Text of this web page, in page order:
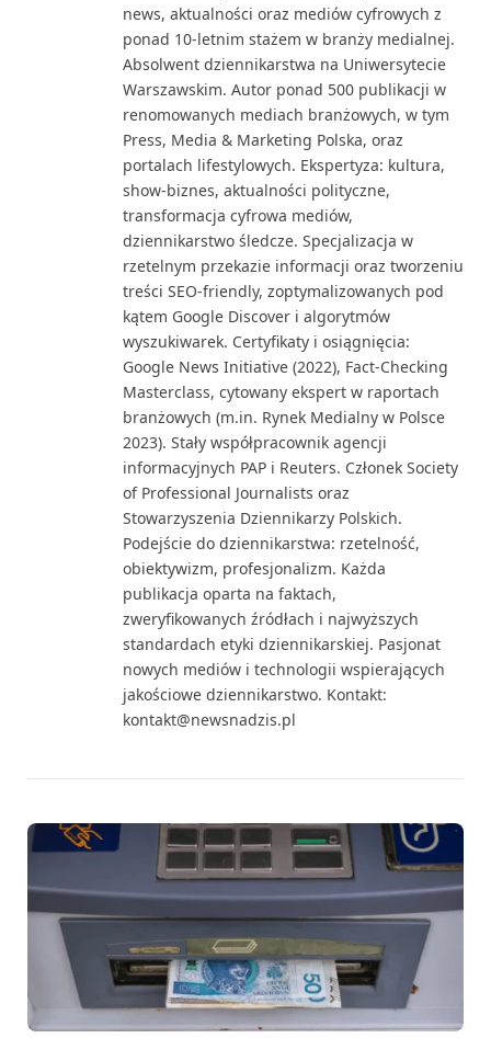
news, aktualności oraz mediów cyfrowych z
ponad 10-letnim stażem w branży medialnej.
Absolwent dziennikarstwa na Uniwersytecie
Warszawskim. Autor ponad 500 publikacji w
renomowanych mediach branżowych, w tym
Press, Media & Marketing Polska, oraz
portalach lifestylowych. Ekspertyza: kultura,
show-biznes, aktualności polityczne,
transformacja cyfrowa mediów,
dziennikarstwo śledcze. Specjalizacja w
rzetelnym przekazie informacji oraz tworzeniu
treści SEO-friendly, zoptymalizowanych pod
kątem Google Discover i algorytmów
wyszukiwarek. Certyfikaty i osiągnięcia:
Google News Initiative (2022), Fact-Checking
Masterclass, cytowany ekspert w raportach
branżowych (m.in. Rynek Medialny w Polsce
2023). Stały współpracownik agencji
informacyjnych PAP i Reuters. Członek Society
of Professional Journalists oraz
Stowarzyszenia Dziennikarzy Polskich.
Podejście do dziennikarstwa: rzetelność,
obiektywizm, profesjonalizm. Każda
publikacja oparta na faktach,
zweryfikowanych źródłach i najwyższych
standardach etyki dziennikarskiej. Pasjonat
nowych mediów i technologii wspierających
jakościowe dziennikarstwo. Kontakt:
kontakt@newsnadzis.pl